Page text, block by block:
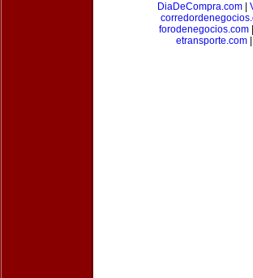
DiaDeCompra.com|
forodenegocios.com
etransporte.com